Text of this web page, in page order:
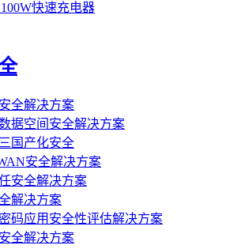
快速充电器
全解决方案
据空间安全解决方案
国产化安全
安全解决方案
安全解决方案
解决方案
码应用安全性评估解决方案
全解决方案